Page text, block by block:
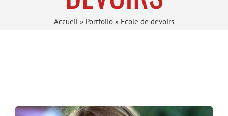
Accueil » Portfolio » Ecole de devoirs